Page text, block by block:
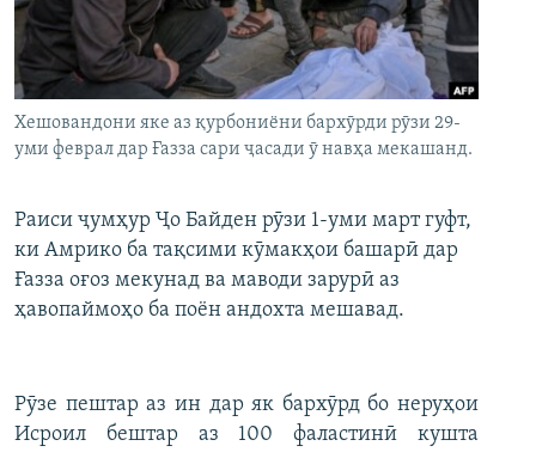
ГУЗОРИШҲОИ РАДИОӢ
Русский
Ҳамаи сомонаҳои RFE/RL
Хешовандони яке аз қурбониёни бархӯрди рӯзи 29-
уми феврал дар Ғазза сари ҷасади ӯ навҳа мекашанд.
Раиси ҷумҳур Ҷо Байден рӯзи 1-уми март гуфт,
ки Амрико ба тақсими кӯмакҳои башарӣ дар
Ғазза оғоз мекунад ва маводи зарурӣ аз
ҳавопаймоҳо ба поён андохта мешавад.
Рӯзе пештар аз ин дар як бархӯрд бо неруҳои
Исроил бештар аз 100 фаластинӣ кушта